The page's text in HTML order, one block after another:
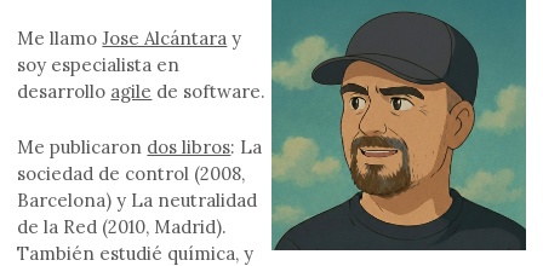
Me llamoJose Alcántara y
soy especialista en
desarrollo agile de software.
Me publicaron dos libros: La
sociedad de control (2008,
Barcelona) y La neutralidad
de la Red (2010, Madrid).
También estudié química, y